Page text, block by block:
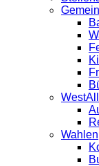
Wahlen